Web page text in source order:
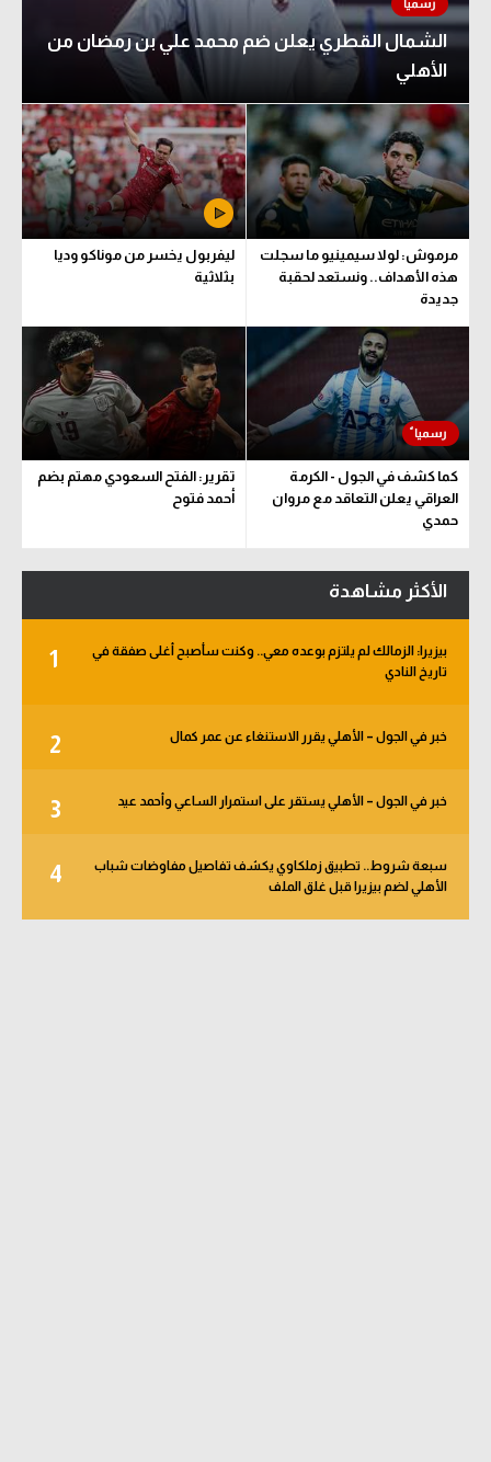
الشمال القطري يعلن ضم محمد علي بن رمضان من
الأهلي
مرموش: لولا سيمينيو ما سجلت
هذه الأهداف.. ونستعد لحقبة
جديدة
ليفربول يخسر من موناكو وديا
بثلاثية
كما كشف في الجول - الكرمة
العراقي يعلن التعاقد مع مروان
حمدي
تقرير: الفتح السعودي مهتم بضم
أحمد فتوح
الأكثر مشاهدة
1
بيزيرا: الزمالك لم يلتزم بوعده معي.. وكنت سأصبح أغلى صفقة في
تاريخ النادي
2 خبر في الجول – الأهلي يقرر الاستنغاء عن عمر كمال
3 خبر في الجول – الأهلي يستقر على استمرار الساعي وأحمد عيد
4
سبعة شروط.. تطبيق زملكاوي يكشف تفاصيل مفاوضات شباب
الأهلي لضم بيزيرا قبل غلق الملف